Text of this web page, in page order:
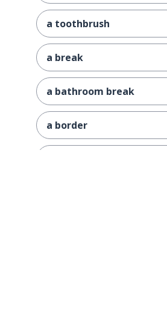
a toothbrush
a break
a bathroom break
a border